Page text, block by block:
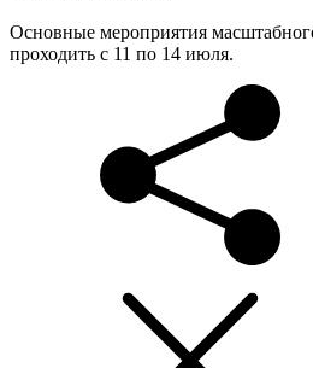
Основные мероприятия
проходить с 11 по 14 июля.